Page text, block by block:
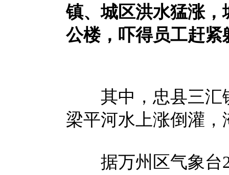
镇、城区洪水猛涨
公楼，吓得员工赶紧
其中，忠县三汇
梁平河水上涨倒灌
据万州区气象台